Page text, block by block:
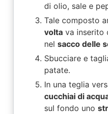
di olio, sale e
Tale composto
voltava inserito
nel sacco delle
Sbucciare e
patate.
In una teglia
cucchiai di
sul fondo uno